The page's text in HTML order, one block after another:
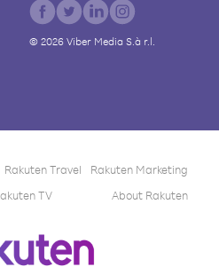
© 2026Viber Media S.à r.l.
Rakuten Travel
Rakuten Marketing
TV About Rakuten